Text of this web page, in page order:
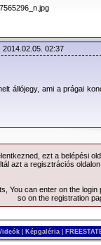
2014.02.05. 02:37
állójegy, ami a prágai
ezt a belépési
azt a regisztrációs
You can enter on the login
so on the registration
Képgaléria